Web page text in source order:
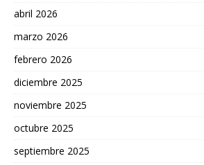
abril 2026
marzo 2026
febrero 2026
diciembre 2025
noviembre 2025
octubre 2025
septiembre 2025